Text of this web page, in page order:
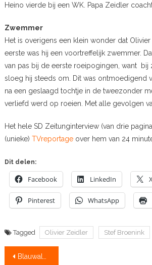
Heino vierde bij een WK. Papa Zeidler
Zwemmer
Het is overigens een klein wonder dat
eerste was hij een voortreffelijk zwemmer.
van pas bij de eerste roeipogingen, want bij
sloeg hij steeds om. Dit was ontmoedigend
na een geslaagd tochtje in de tweezonder
verliefd werd op roeien. Met alle gevolgen
Het hele SD Zeitunginterview (van drie
(unieke) TVreportageover hem van 24
Dit delen:
Facebook LinkedIn
Pinterest WhatsApp
Tagged Olivier Zeidler Stef Broenink
Bericht
Blauwalg zorgt voor problemen in België